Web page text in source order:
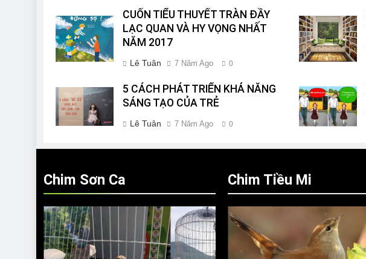
CUỐN TIỂU THUYẾT TRÀN ĐẦY
LẠC QUAN VÀ HY VỌNG NHẤT
NĂM 2017
Lê Tuân 7 Năm Ago 0
5 CÁCH PHÁT TRIỂN KHẢ NĂNG
SÁNG TẠO CỦA TRẺ
Lê Tuân 7 Năm Ago 0
Chim Sơn Ca Chim Tiều Mi